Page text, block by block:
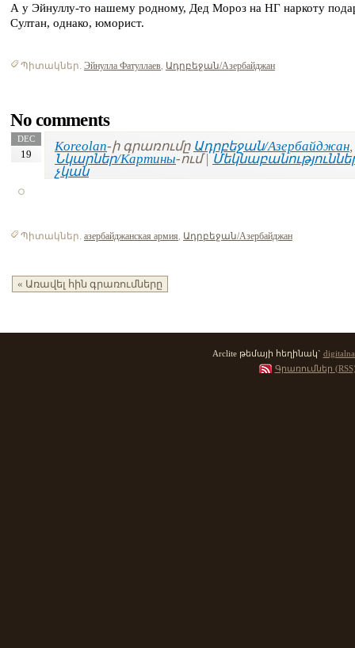
А у Эйнуллу-то нашему родному, Дед Мороз на НГ наркоту
Султан, однако, юморист.
Պիտակներ. Эйнулла Фатуллаев, Ադրբեջան/Азербайджан
No comments
DEC
19
Koreolan-ի գրառումը Ադրբեջան/Азербайджан,
Նկարներ/Картины-ում |
չկան
Պիտակներ. азербайджанская армия, Ադրբեջան/Азербайджан
« Առավել հին գրառումները
Arclite թեմայի հեղինակ`
Գրառումներ